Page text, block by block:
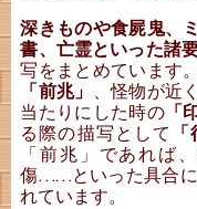
深きものや食屍鬼、
書、亡霊といった諸
写をまとめています
「前兆」 、怪物が近
当たりにした時の 「
る際の描写として
「前兆」であれば
傷……といった具合に
れています。